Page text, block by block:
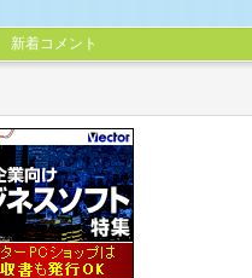
新着コメント